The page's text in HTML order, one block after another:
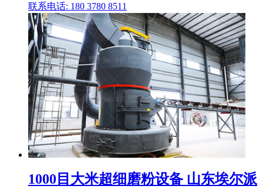
联系电话: 180 3780 8511
1000目大米超细磨粉设备 山东埃尔派